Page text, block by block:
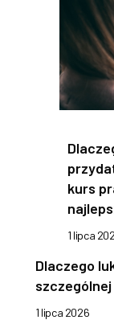
kurs
1 lipca
Dlaczego
1 lipca 2026